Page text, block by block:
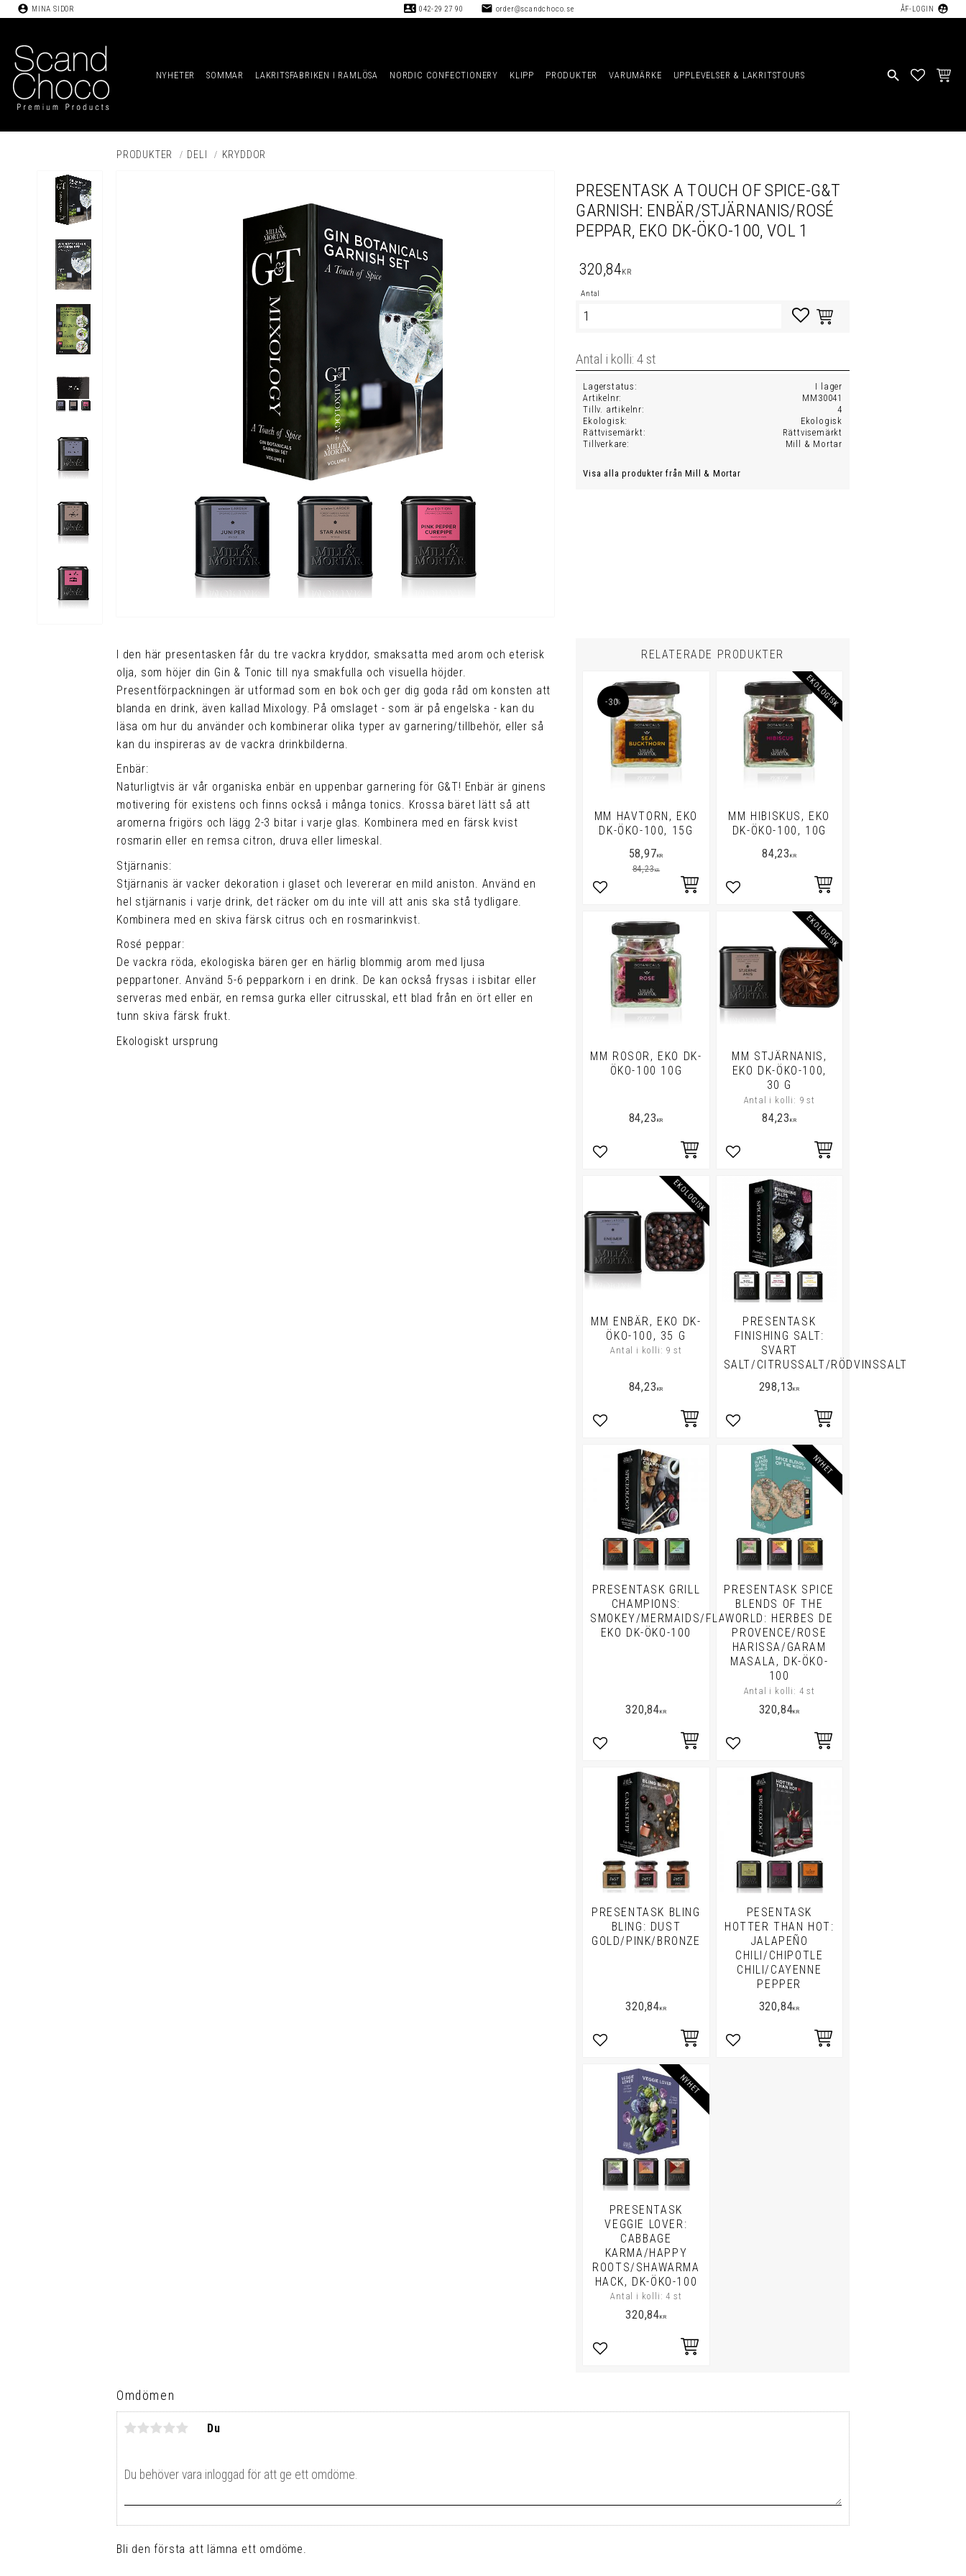
account_circle MINA SIDOR contact_phone 042-29 27 90 mail order@scandchoco.se ÅF-LOGIN supervised_user_circle
NYHETER SOMMAR LAKRITSFABRIKEN I RAMLÖSA NORDIC CONFECTIONERY KLIPP PRODUKTER VARUMÄRKE UPPLEVELSER & LAKRITSTOURS search
PRODUKTER DELI KRYDDOR
PRESENTASK A TOUCH OF SPICE-G&T
GARNISH: ENBÄR/STJÄRNANIS/ROSÉ
PEPPAR, EKO DK-ÖKO-100, VOL 1
320,84KR
Antal
Lagerstatus
I lager
Artikelnr
MM30041
Tillv. artikelnr
4
Ekologisk
Ekologisk
Rättvisemärkt
Rättvisemärkt
Tillverkare
Mill & Mortar
Visa alla produkter från Mill & Mortar
I den här presentasken får du tre vackra kryddor, smaksatta med arom och eterisk
olja, som höjer din Gin & Tonic till nya smakfulla och visuella höjder.
Presentförpackningen är utformad som en bok och ger dig goda råd om konsten att
blanda en drink, även kallad Mixology. På omslaget - som är på engelska - kan du
läsa om hur du använder och kombinerar olika typer av garnering/tillbehör, eller så
kan du inspireras av de vackra drinkbilderna.
Enbär:
Naturligtvis är vår organiska enbär en uppenbar garnering för G&T! Enbär är ginens
motivering för existens och finns också i många tonics. Krossa bäret lätt så att
aromerna frigörs och lägg 2-3 bitar i varje glas. Kombinera med en färsk kvist
rosmarin eller en remsa citron, druva eller limeskal.
Stjärnanis:
Stjärnanis är vacker dekoration i glaset och levererar en mild aniston. Använd en
hel stjärnanis i varje drink, det räcker om du inte vill att anis ska stå tydligare.
Kombinera med en skiva färsk citrus och en rosmarinkvist.
Rosé peppar:
De vackra röda, ekologiska bären ger en härlig blommig arom med ljusa
peppartoner. Använd 5-6 pepparkorn i en drink. De kan också frysas i isbitar eller
serveras med enbär, en remsa gurka eller citrusskal, ett blad från en ört eller en
tunn skiva färsk frukt.
Ekologiskt ursprung
Omdömen
Du
Bli den första att lämna ett omdöme.
RELATERADE PRODUKTER
MM HAVTORN, EKO
DK-ÖKO-100, 15G
58,97KR
84,23KR
30%
Lägg till i favoriter
MM HIBISKUS, EKO
DK-ÖKO-100, 10G
84,23 KR
EKOLOGISK
Lägg till i favoriter
MM ROSOR, EKO DK-
ÖKO-100 10G
84,23 KR
Lägg till i favoriter
MM STJÄRNANIS,
EKO DK-ÖKO-100,
30 G
Antal i kolli: 9 st
84,23 KR
EKOLOGISK
Lägg till i favoriter
MM ENBÄR, EKO DK-
ÖKO-100, 35 G
Antal i kolli: 9 st
84,23 KR
EKOLOGISK
Lägg till i favoriter
PRESENTASK
FINISHING SALT:
SVART
SALT/CITRUSSALT/RÖDVINSSALT
298,13KR
Lägg till i favoriter
PRESENTASK GRILL
CHAMPIONS:
SMOKEY/MERMAIDS/FLAMING,
EKO DK-ÖKO-100
320,84KR
Lägg till i favoriter
PRESENTASK SPICE
BLENDS OF THE
WORLD: HERBES DE
PROVENCE/ROSE
HARISSA/GARAM
MASALA, DK-ÖKO-
100
Antal i kolli: 4 st
320,84KR
NYHET
Lägg till i favoriter
PRESENTASK BLING
BLING: DUST
GOLD/PINK/BRONZE
320,84KR
Lägg till i favoriter
PESENTASK
HOTTER THAN HOT:
JALAPEÑO
CHILI/CHIPOTLE
CHILI/CAYENNE
PEPPER
320,84KR
Lägg till i favoriter
PRESENTASK
VEGGIE LOVER:
CABBAGE
KARMA/HAPPY
ROOTS/SHAWARMA
HACK, DK-ÖKO-100
Antal i kolli: 4 st
320,84KR
NYHET
Lägg till i favoriter